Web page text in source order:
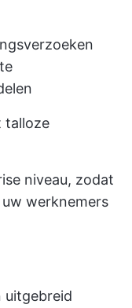
talloze
niveau, zodat
werknemers
uitgebreid